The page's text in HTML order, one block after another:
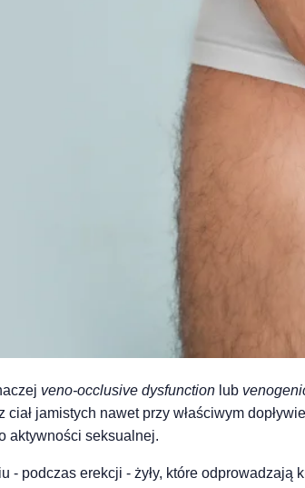
veno-occlusive dysfunction lub
ciał jamistych nawet przy właściwym
aktywności seksualnej.
- podczas erekcji - żyły, które